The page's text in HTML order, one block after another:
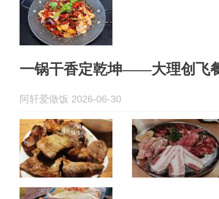
一锅干香定乾坤——大理创飞
阿轩爱做饭 2026-06-30